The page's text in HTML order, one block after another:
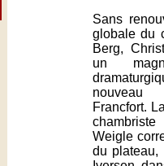
Sans
globale du
Berg,
un
nouveau
Francfort.
Weigle
du plateau,